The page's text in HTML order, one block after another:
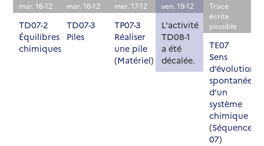
mar. 16-12
TD07-2
Équilibres
chimiques
mar. 16-12
TD07-3
Piles
mer. 17-12
TP07-3
Réaliser
une pile
(Matériel)
ven. 19-12
L'activité
TD08-1
a été
décalée.
Trace
écrite
possible
TE07
Sens
d’évolution
spontanée
d’un
système
chimique
(Séquence
07)